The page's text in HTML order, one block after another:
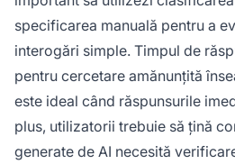
specificarea manuală pentru a
interogări simple. Timpul de
pentru cercetare amănunțită
este ideal când răspunsurile
plus, utilizatorii trebuie să țină
generate de AI necesită